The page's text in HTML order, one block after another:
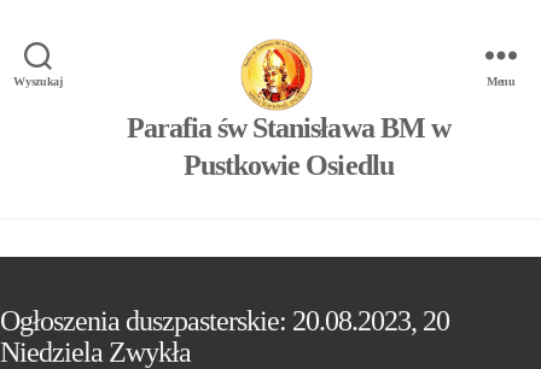
Wyszukaj
Parafia św Stanisława BM w
Pustkowie Osiedlu
Menu
Ogłoszenia duszpasterskie: 20.08.2023, 20
Niedziela Zwykła